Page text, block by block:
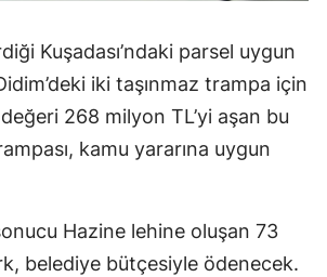
Kuşadası’ndaki parsel uygun
iki taşınmaz trampa için
268 milyon TL’yi aşan bu
kamu yararına uygun
Hazine lehine oluşan 73
belediye bütçesiyle ödenecek.